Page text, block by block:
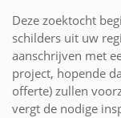
Deze zoektocht
schilders uit uw
aanschrijven met
project, hopende
offerte) zullen
vergt de nodige